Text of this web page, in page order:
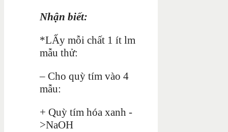
Nhận biết:
*LẤy mỗi chất 1 ít lm
mẫu thử:
– Cho quỳ tím vào 4
mẫu:
+ Quỳ tím hóa xanh -
>NaOH